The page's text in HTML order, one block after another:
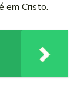
em Cristo.